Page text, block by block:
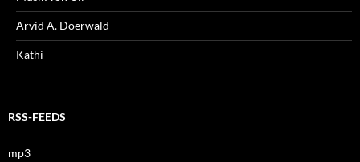
Arvid A. Doerwald
Kathi
RSS-FEEDS
mp3